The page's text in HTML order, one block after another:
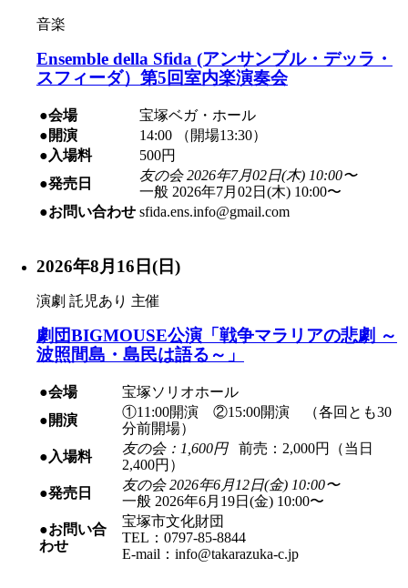
音楽
Ensemble della Sfida (アンサンブル・デッラ・
スフィーダ）第5回室内楽演奏会
●会場
宝塚ベガ・ホール
●開演
14:00 （開場13:30）
●入場料
500円
●発売日
友の会 2026年7月02日(木) 10:00〜
一般 2026年7月02日(木) 10:00〜
●お問い合わせ sfida.ens.info@gmail.com
2026年8月16日(日)
演劇 託児あり 主催
劇団BIGMOUSE公演「戦争マラリアの悲劇 ～
波照間島・島民は語る～」
●会場
宝塚ソリオホール
●開演
①11:00開演 ②15:00開演 （各回とも30
分前開場）
●入場料
友の会：1,600円前売：2,000円（当日
2,400円）
●発売日
友の会 2026年6月12日(金) 10:00〜
一般 2026年6月19日(金) 10:00〜
●お問い合
わせ
宝塚市文化財団
TEL：0797-85-8844
E-mail：info@takarazuka-c.jp